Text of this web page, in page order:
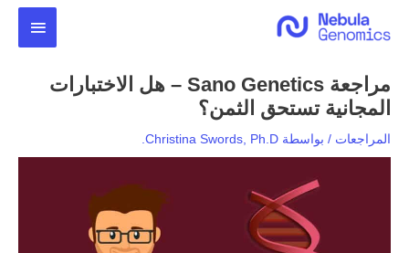
المحتوى
مراجعة Sano Genetics – هل الاختبارات
المجانية تستحق الثمن؟
المراجعات / بواسطة Christina Swords, Ph.D.